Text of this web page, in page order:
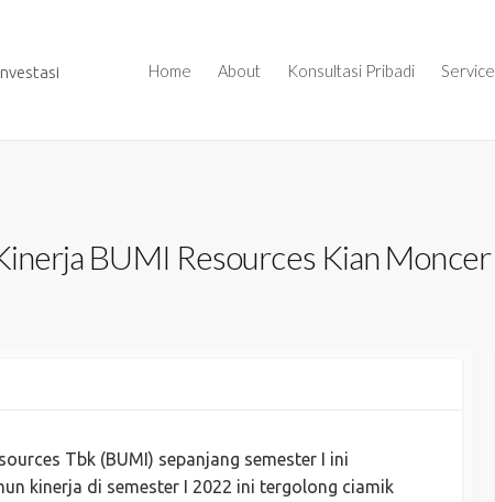
Home About Konsultasi Pribadi Service
BUMI Resources Kian Moncer
Tbk (BUMI) sepanjang semester I ini
kinerja di semester I 2022 ini tergolong ciamik